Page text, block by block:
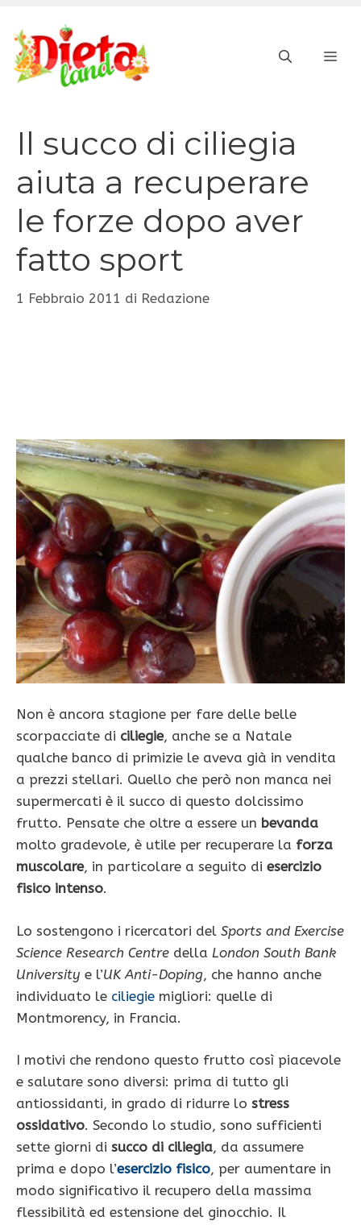
contenuto
Il succo di ciliegia
aiuta a recuperare
le forze dopo aver
fatto sport
1 Febbraio 2011 di Redazione
Non è ancora stagione per fare delle belle
scorpacciate di ciliegie, anche se a Natale
qualche banco di primizie le aveva già in vendita
a prezzi stellari. Quello che però non manca nei
supermercati è il succo di questo dolcissimo
frutto. Pensate che oltre a essere un bevanda
molto gradevole, è utile per recuperare la forza
muscolare, in particolare a seguito di esercizio
fisico intenso.
Lo sostengono i ricercatori del Sports and Exercise
Science Research Centre della London South Bank
University e l’UK Anti-Doping, che hanno anche
individuato le ciliegie migliori: quelle di
Montmorency, in Francia.
I motivi che rendono questo frutto così piacevole
e salutare sono diversi: prima di tutto gli
antiossidanti, in grado di ridurre lo stress
ossidativo. Secondo lo studio, sono sufficienti
sette giorni di succo di ciliegia, da assumere
prima e dopo l’esercizio fisico, per aumentare in
modo significativo il recupero della massima
flessibilità ed estensione del ginocchio. Il